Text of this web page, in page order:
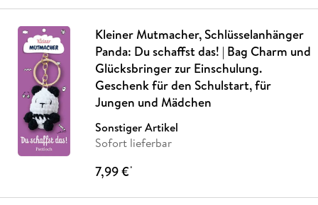
Kleiner Mutmacher, Schlüsselanhänger
Panda: Du schaffst das! | Bag Charm und
Glücksbringer zur Einschulung.
Geschenk für den Schulstart, für
Jungen und Mädchen
Sonstiger Artikel
Sofort lieferbar
7,99 €*